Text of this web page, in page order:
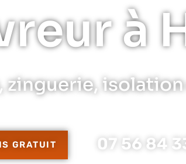
à
zinguerie,
GRATUIT 07 56 84